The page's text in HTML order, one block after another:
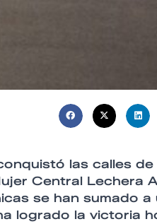
las calles de
Central Lechera
se han sumado a
logrado la victoria